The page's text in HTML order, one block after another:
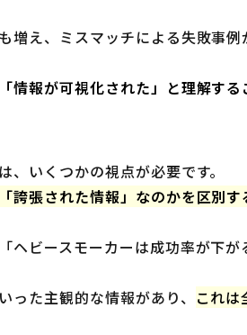
え、ミスマッチによる失敗事例
情報が可視化された」と理解す
、いくつかの視点が必要です。
誇張された情報」なのかを区別
ビースモーカーは成功率が下
た主観的な情報があり、 これ